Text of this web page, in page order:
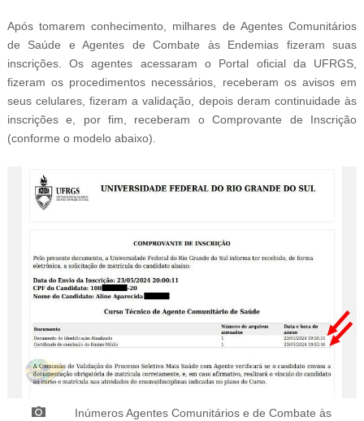
Após tomarem conhecimento, milhares de Agentes Comunitários
de Saúde e Agentes de Combate às Endemias fizeram suas
inscrições. Os agentes acessaram o Portal oficial da UFRGS,
fizeram os procedimentos necessários, receberam os avisos em
seus celulares, fizeram a validação, depois deram continuidade às
inscrições e, por fim, receberam o Comprovante de Inscrição
(conforme o modelo abaixo).
Inúmeros Agentes Comunitários e de Combate às